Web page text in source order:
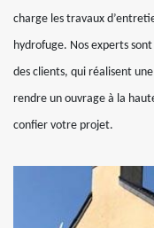
charge les travaux
hydrofuge. Nos experts
des clients, qui réalisent
rendre un ouvrage à la
confier votre projet.